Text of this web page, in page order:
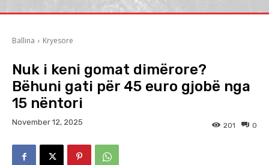
Ballina Kryesore
Nuk i keni gomat dimërore?
Bëhuni gati për 45 euro gjobë nga
15 nëntori
November 12, 2025 0
201